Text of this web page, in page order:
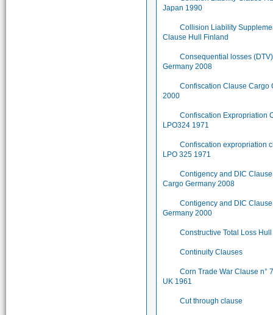
Japan 1990
Collision Liability
Clause Hull Finland
Consequential losses
Germany 2008
Confiscation Clause Cargo
2000
Confiscation Expropriation
LPO324 1971
Confiscation expropriation
LPO 325 1971
Contigency and DIC
Cargo Germany 2008
Contigency and DIC
Germany 2000
Constructive Total Loss Hull
Continuity Clauses
Corn Trade War Clause n°
UK 1961
Cut through clause